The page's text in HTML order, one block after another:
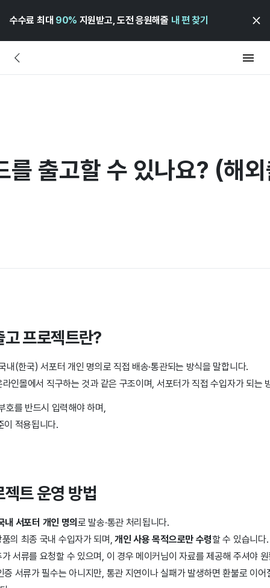
수수료 최대 90% 지원받고, 도전 응원해줄 내 편 찾기
를 출고할 수 있나요? (해
프로젝트란?
내(한국) 서포터 개인 명의로 직접 배송·통관되는 방식을 말합니다.
인몰에서 직구하는 것과 같은 구조이며, 서포터가 직접 수입자가 되는
호를 반드시 입력해야 하며,
이 적용됩니다.
트 운영 방법
서포터 개인 명의로 발송·통관 처리됩니다.
의 최종 국내 수입자가 되며,개인 사용 목적으로만 수령할 수 있습니다.
서류를 요청할 수 있으며, 이 경우 메이커님이 자료를 제공해 주셔야
증 서류가 필수는 아니지만, 통관 지연이나 실패가 발생하면 환불로 이